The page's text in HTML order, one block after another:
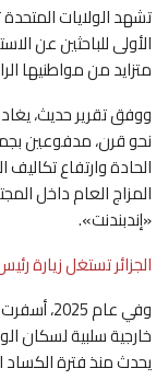
تشهد الولايات
الأولى للباحثين عن
متزايد من مواطنيها
ووفق تقرير حديث،
نحو قرن، مدفوعين
الحادة وارتفاع
المزاج العام داخل
«إندبندنت».
الجزائر تستغل زيارة
وفي عام
خارجية سلبية لسكان
يحدث منذ فترة الكساد